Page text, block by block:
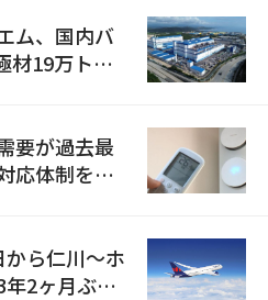
ム、国内バ
材19万トン
要が過去最
応体制を点
ら仁川〜ホ
2ヶ月ぶり